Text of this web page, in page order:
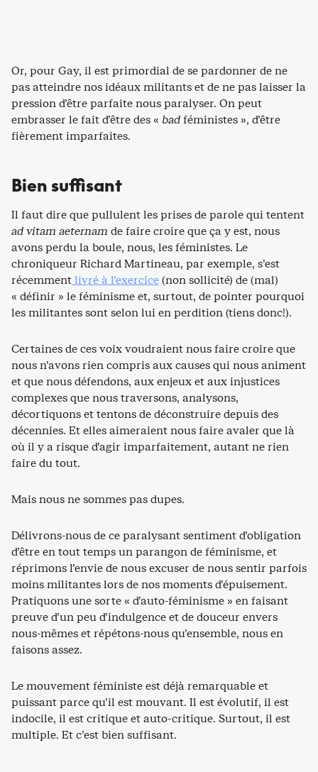
Or, pour Gay, il est primordial de se pardonner de ne
pas atteindre nos idéaux militants et de ne pas laisser la
pression d’être parfaite nous paralyser. On peut
embrasser le fait d’être des « badféministes », d’être
fièrement imparfaites.
Bien suffisant
Il faut dire que pullulent les prises de parole qui tentent
ad vitam aeternam de faire croire que ça y est, nous
avons perdu la boule, nous, les féministes. Le
chroniqueur Richard Martineau, par exemple, s’est
récemmentlivré à l’exercice(non sollicité) de (mal)
« définir » le féminisme et, surtout, de pointer pourquoi
les militantes sont selon lui en perdition (tiens donc!).
Certaines de ces voix voudraient nous faire croire que
nous n’avons rien compris aux causes qui nous animent
et que nous défendons, aux enjeux et aux injustices
complexes que nous traversons, analysons,
décortiquons et tentons de déconstruire depuis des
décennies. Et elles aimeraient nous faire avaler que là
où il y a risque d’agir imparfaitement, autant ne rien
faire du tout.
Mais nous ne sommes pas dupes.
Délivrons-nous de ce paralysant sentiment d’obligation
d’être en tout temps un parangon de féminisme, et
réprimons l’envie de nous excuser de nous sentir parfois
moins militantes lors de nos moments d’épuisement.
Pratiquons une sorte « d’auto-féminisme » en faisant
preuve d’un peu d’indulgence et de douceur envers
nous-mêmes et répétons-nous qu’ensemble, nous en
faisons assez.
Le mouvement féministe est déjà remarquable et
puissant parce qu’il est mouvant. Il est évolutif, il est
indocile, il est critique et auto-critique. Surtout, il est
multiple. Et c’est bien suffisant.